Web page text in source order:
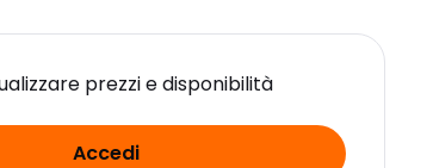
prezzi e disponibilità
Accedi